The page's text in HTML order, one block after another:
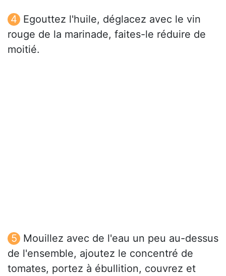
Egouttez l'huile, déglacez avec le vin
rouge de la marinade, faites-le réduire de
moitié.
Mouillez avec de l'eau un peu au-dessus
de l'ensemble, ajoutez le concentré de
tomates, portez à ébullition, couvrez et